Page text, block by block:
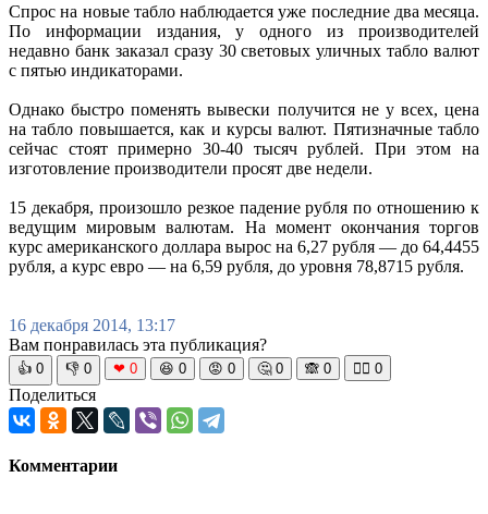
Спрос на новые табло наблюдается уже последние два месяца.
По информации издания, у одного из производителей
недавно банк заказал сразу 30 световых уличных табло валют
с пятью индикаторами.
Однако быстро поменять вывески получится не у всех, цена
на табло повышается, как и курсы валют. Пятизначные табло
сейчас стоят примерно 30-40 тысяч рублей. При этом на
изготовление производители просят две недели.
15 декабря, произошло резкое падение рубля по отношению к
ведущим мировым валютам. На момент окончания торгов
курс американского доллара вырос на 6,27 рубля — до 64,4455
рубля, а курс евро — на 6,59 рубля, до уровня 78,8715 рубля.
16 декабря 2014, 13:17
Вам понравилась эта публикация?
👍 0 👎 0 ❤ 0 😆 0 😡 0 🤔 0 🙈 0 🧘‍♀️ 0
Поделиться
Комментарии